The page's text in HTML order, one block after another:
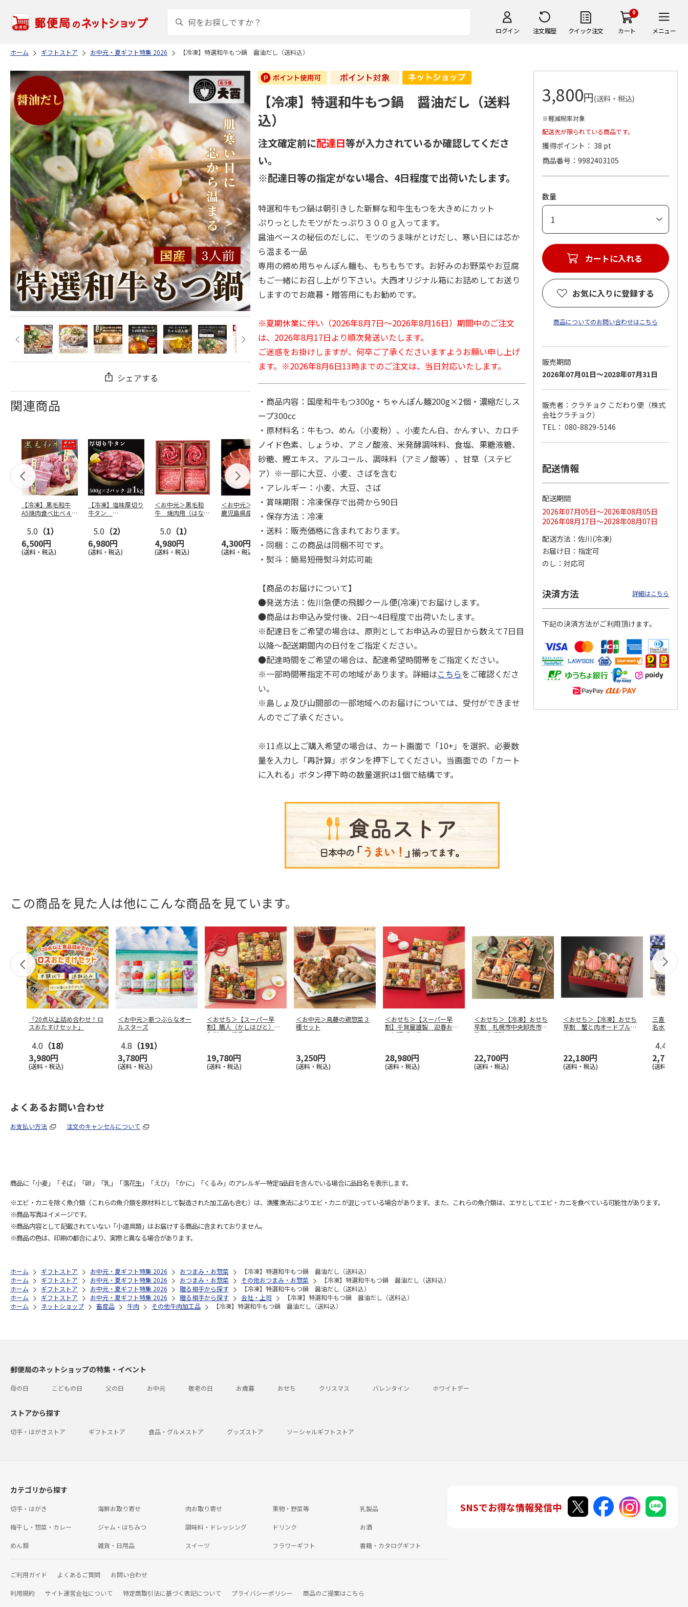
ログイン 注文履歴 クイック注文
0
カート メニュー
ホーム ギフトストア お中元・夏ギフト特集 2026 【冷凍】特選和牛もつ鍋 醤油だし（送料込）
シェアする
関連商品
【冷凍】黒毛和牛
A5焼肉食べ比べ４種
5.0 （1）
6,500円
(送料・税込)
【冷凍】塩味厚切り
牛タン
kg5.0 （2）
6,980円
(送料・税込)
＜お中元＞黒毛和
牛 焼肉用（はなも
5.0 （1）
4,980円
(送料・税込)
＜お中元＞【冷凍】
鹿児島県産黒毛和
牛 カタ肉焼肉用
4,300円
(送料・税込)
＜ご自宅用＞【冷
凍】小分けロースト
ビーフ３２０ｇ
3,680円
(送料・税込)
＜お中元＞【冷凍】
5,400円
(送料・税込)
【冷凍】全国各地の
厳選お肉食べ比べコ
ース
8,980円
(送料・税込)
切り牛たん Ｂ
【冷凍】特選和牛もつ鍋 醤油だし（送料
込）
注文確定前に配達日等が入力されているか確認してくださ
い。
※配達日等の指定がない場合、4日程度で出荷いたします。
特選和牛もつ鍋は朝引きした新鮮な和牛生もつを大きめにカット
ぷりっとしたモツがたっぷり３００ｇ入ってます。
醤油ベースの秘伝のだしに、モツのうま味がとけだし、寒い日には芯か
ら温まる一品
専用の締め用ちゃんぽん麺も、もちもちです。お好みのお野菜やお豆腐
もご一緒にお召し上がり下さい。大西オリジナル箱にお詰めしてお送り
しますのでお歳暮・贈答用にもお勧めです。
※夏期休業に伴い（2026年8月7日～2026年8月16日）期間中のご注文
は、2026年8月17日より順次発送いたします。
ご迷惑をお掛けしますが、何卒ご了承くださいますようお願い申し上げ
ます。※2026年8月6日13時までのご注文は、当日対応いたします。
・商品内容：国産和牛もつ300g・ちゃんぽん麺200g×2個・濃縮だしス
ープ300cc
・原材料名：牛もつ、めん（小麦粉）、小麦たん白、かんすい、カロチ
ノイド色素、しょうゆ、アミノ酸液、米発酵調味料、食塩、果糖液糖、
砂糖、鰹エキス、アルコール、調味料（アミノ酸等）、甘草（ステビ
ア）※一部に大豆、小麦、さばを含む
・アレルギー：小麦、大豆、さば
・賞味期限：冷凍保存で出荷から90日
・保存方法：冷凍
・送料：販売価格に含まれております。
・同梱：この商品は同梱不可です。
・熨斗：簡易短冊熨斗対応可能
【商品のお届けについて】
●発送方法：佐川急便の飛脚クール便(冷凍)でお届けします。
●商品はお申込み受付後、2日～4日程度で出荷いたします。
※配達日をご希望の場合は、原則としてお申込みの翌日から数えて7日目
以降～配送期間内の日付をご指定ください。
●配達時間をご希望の場合は、配達希望時間帯をご指定ください。
※一部時間帯指定不可の地域があります。詳細はこちらをご確認くださ
い。
※島しょ及び山間部の一部地域へのお届けについては、受付ができませ
んのでご了承ください。
※11点以上ご購入希望の場合は、カート画面で「10+」を選択、必要数
量を入力し「再計算」ボタンを押下してください。当画面での「カート
に入れる」ボタン押下時の数量選択は1個で結構です。
3,800円(送料・税込)
※軽減税率対象
配送先が限られている商品です。
獲得ポイント： 38 pt
商品番号
9982403105
数量
お気に入りに登録する
商品についてのお問い合わせはこちら
販売期間
2026年07月01日～2028年07月31日
販売者：クラチョク こだわり便（株式
会社クラチョク）
TEL： 080-8829-5146
配送情報
配送期間
2026年07月05日～2026年08月05日
2026年08月17日～2028年08月07日
配送方法
佐川(冷凍)
お届け日
指定可
のし
対応可
決済方法 詳細はこちら
下記の決済方法がご利用頂けます。
この商品を見た人は他にこんな商品を見ています。
「20点以上詰め合わせ！ロ
スおたすけセット」
4.0 （18）
3,980円
(送料・税込)
＜お中元＞新つぶらなオー
ルスターズ
4.8 （191）
3,780円
(送料・税込)
＜おせち＞【スーパー早
割】膳人（かしはびと）
和洋中二段重
19,780円
(送料・税込)
＜お中元＞鳥藤の鶏惣菜３
種セット
3,250円
(送料・税込)
＜おせち＞【スーパー早
割】千賀屋謹製 迎春おせ
ち料理「千富
28,980円
(送料・税込)
＜おせち＞【冷凍】おせち
早割 札幌市中央卸売市場
発 北都膳
22,700円
(送料・税込)
＜おせち＞【冷凍】おせち
早割 蟹と肉オードブルお
せち
22,180円
(送料・税込)
三喜屋珈琲
名水珈琲ゼ
4.4
2,770円
(送料・税込)
よくあるお問い合わせ
お支払い方法 注文のキャンセルについて
商品に「小麦」「そば」「卵」「乳」「落花生」「えび」「かに」「くるみ」のアレルギー特定8品目を含んでいる場合に品目名を表示します。
※エビ・カニを除く魚介類（これらの魚介類を原材料として製造された加工品も含む）は、漁獲漁法によりエビ・カニが混じっている場合があります。また、これらの魚介類は、エサとしてエビ・カニを食べている可能性があります。
※商品写真はイメージです。
※商品内容として記載されていない「小道具類」はお届けする商品に含まれておりません。
※商品の色は、印刷の都合により、実際と異なる場合があります。
ホーム ギフトストア お中元・夏ギフト特集 2026 おつまみ・お惣菜
【冷凍】特選和牛もつ鍋 醤油だし（送料込）
ホーム
ギフトストア お中元・夏ギフト特集 2026 おつまみ・お惣菜 その他おつまみ・お惣菜
【冷凍】特選和牛もつ鍋 醤油だし（送料込）
ホーム
ギフトストア お中元・夏ギフト特集 2026 贈る相手から探す
【冷凍】特選和牛もつ鍋 醤油だし（送料込）
ホーム
ギフトストア お中元・夏ギフト特集 2026 贈る相手から探す 会社・上司
【冷凍】特選和牛もつ鍋 醤油だし（送料込）
ホーム
ネットショップ 畜産品 牛肉 その他牛肉加工品 【冷凍】特選和牛もつ鍋 醤油だし（送料込）
郵便局のネットショップの特集・イベント
母の日 こどもの日 父の日 お中元 敬老の日 お歳暮 おせち クリスマス バレンタイン ホワイトデー
ストアから探す
切手・はがきストア ギフトストア 食品・グルメストア グッズストア ソーシャルギフトストア
カテゴリから探す
切手・はがき 海鮮お取り寄せ 肉お取り寄せ 果物・野菜等 乳製品
梅干し・惣菜・カレー ジャム・はちみつ 調味料・ドレッシング ドリンク お酒
めん類 雑貨・日用品 スイーツ フラワーギフト 書籍・カタログギフト
ご利用ガイド よくあるご質問 お問い合わせ
利用規約 サイト運営会社について 特定商取引法に基づく表記について プライバシーポリシー 商品のご提案はこちら
SNSでお得な情報発信中